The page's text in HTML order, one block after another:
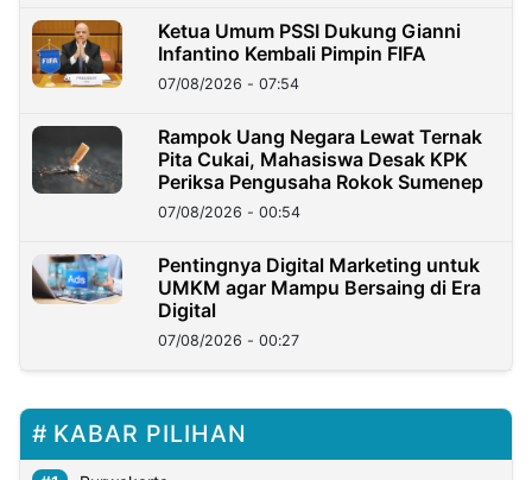
Ketua Umum PSSI Dukung Gianni
Infantino Kembali Pimpin FIFA
07/08/2026 - 07:54
Rampok Uang Negara Lewat Ternak
Pita Cukai, Mahasiswa Desak KPK
Periksa Pengusaha Rokok Sumenep
07/08/2026 - 00:54
Pentingnya Digital Marketing untuk
UMKM agar Mampu Bersaing di Era
Digital
07/08/2026 - 00:27
KABAR PILIHAN